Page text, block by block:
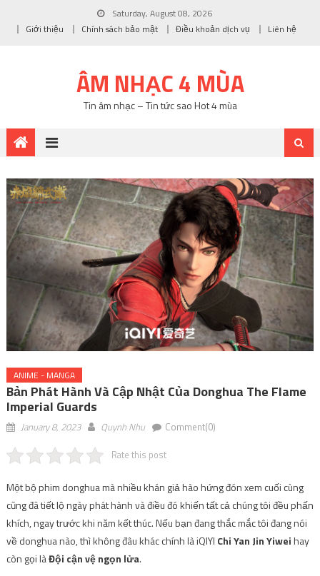
Saturday, August 08, 2026
Giới thiệu
Chính sách bảo mật Điều khoản dịch vụ Liên hệ
ÂM NHẠC 4 MÙA
Tin âm nhạc – Tin tức sao Hot 4 mùa
ANIME - MANGA
Bản Phát Hành Và Cập Nhật Của Donghua The Flame
Imperial Guards
January 8, 2023 Quynh Nhu Comment(0)
Rate this post
Một bộ phim donghua mà nhiều khán giả hào hứng đón xem cuối cùng
cũng đã tiết lộ ngày phát hành và điều đó khiến tất cả chúng tôi đều phấn
khích, ngay trước khi năm kết thúc. Nếu bạn đang thắc mắc tôi đang nói
về donghua nào, thì không đâu khác chính là iQIYI Chi Yan Jin Yiweihay
còn gọi làĐội cận vệ ngọn lửa.